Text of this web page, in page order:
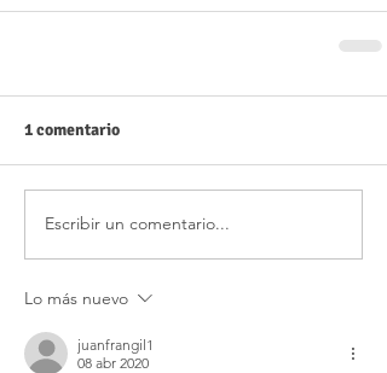
1 comentario
Escribir un comentario...
Lo más nuevo
juanfrangil1
08 abr 2020